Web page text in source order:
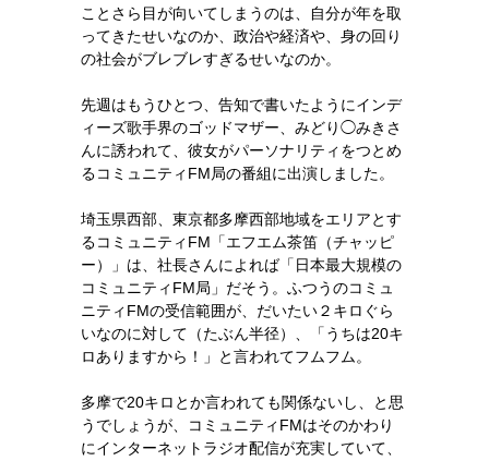
ことさら目が向いてしまうのは、自分が年を取
ってきたせいなのか、政治や経済や、身の回り
の社会がブレブレすぎるせいなのか。
先週はもうひとつ、告知で書いたようにインデ
ィーズ歌手界のゴッドマザー、みどり◯みきさ
んに誘われて、彼女がパーソナリティをつとめ
るコミュニティFM局の番組に出演しました。
埼玉県西部、東京都多摩西部地域をエリアとす
るコミュニティFM「エフエム茶笛（チャッピ
ー）」は、社長さんによれば「日本最大規模の
コミュニティFM局」だそう。ふつうのコミュ
ニティFMの受信範囲が、だいたい２キロぐら
いなのに対して（たぶん半径）、「うちは20キ
ロありますから！」と言われてフムフム。
多摩で20キロとか言われても関係ないし、と思
うでしょうが、コミュニティFMはそのかわり
にインターネットラジオ配信が充実していて、